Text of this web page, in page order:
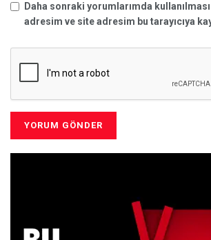
Daha sonraki yorumlarımda
adresim ve site adresim bu tarayıcıya